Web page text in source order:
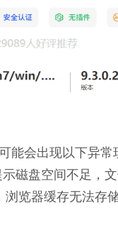
能会出现以下异
磁盘空间不足，
览器缓存无法存